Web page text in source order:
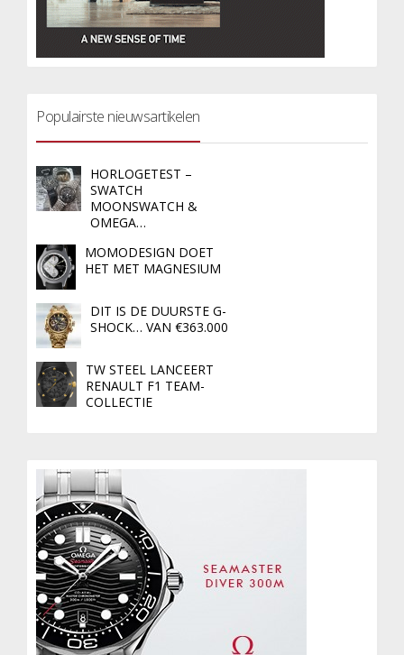
Populairste nieuwsartikelen
HORLOGETEST –
SWATCH
MOONSWATCH &
OMEGA…
MOMODESIGN DOET
HET MET MAGNESIUM
DIT IS DE DUURSTE G-
SHOCK… VAN €363.000
TW STEEL LANCEERT
RENAULT F1 TEAM-
COLLECTIE